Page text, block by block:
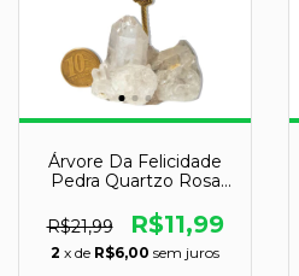
Árvore Da Felicidade
Pedra Quartzo Rosa
R$21,99
R$11,99
2 x de R$6,00 sem juros